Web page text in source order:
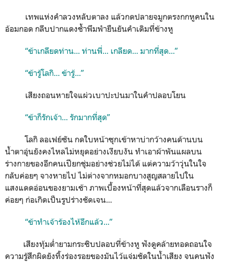
เทพแห่งคำลวงหลับตาลง แล้วกดปลายจมูกตรงกกหูคนใน
อ้อมกอด กลีบปากแดงช้ำพึมพำยืนยันคำเดิมที่ข้างหู
“ข้าเกลียดท่าน... ท่านพี่... เกลียด... มากที่สุด...”
“ข้ารู้โลกิ... ข้ารู้...”
เสียงถอนหายใจแผ่วเบาปะปนมาในคำปลอบโยน
“ข้าก็รักเจ้า... รักมากที่สุด”
โลกิ ลอเฟย์ซัน กดใบหน้าซุกเข้าหาบ่ากว้างคนด้านบน
น้ำตาอุ่นยังคงไหลไม่หยุดอย่างเงียบงัน ทำเอาผ้าพันแผลบน
ร่างกายของอีกคนเปียกชุ่มอย่างช่วยไม่ได้ แต่ความว้าวุ่นในใจ
กลับค่อยๆ จางหายไป ไม่ต่างจากหมอกบางสูญสลายไปใน
แสงแดดอ่อนของยามเช้า ภาพเบื้องหน้าที่สุดแล้วจากเลือนรางก็
ค่อยๆ ก่อเกิดเป็นรูปร่างชัดเจน...
“ข้าทำเจ้าร้องไห้อีกแล้ว...”
เสียงทุ้มต่ำยามกระซิบปลอบที่ข้างหู ฟังดูคล้ายทอดถอนใจ
ความรู้สึกผิดยังทิ้งร่องรอยของมันไว้แจ่มชัดในน้ำเสียง จนคนฟัง